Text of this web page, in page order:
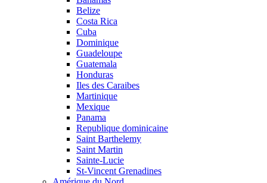
Belize
Costa Rica
Cuba
Dominique
Guadeloupe
Guatemala
Honduras
Iles des Caraibes
Martinique
Mexique
Panama
Republique dominicaine
Saint Barthelemy
Saint Martin
Sainte-Lucie
St-Vincent Grenadines